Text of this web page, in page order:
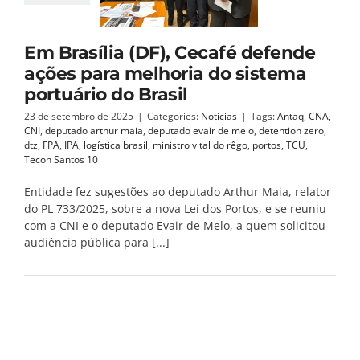
Em Brasília (DF), Cecafé defende
ações para melhoria do sistema
portuário do Brasil
23 de setembro de 2025 | Categories: Notícias | Tags:Antaq, CNA,
CNI, deputado arthur maia, deputado evair de melo, detention zero,
dtz, FPA, IPA, logística brasil, ministro vital do rêgo, portos, TCU,
Tecon Santos 10
Entidade fez sugestões ao deputado Arthur Maia, relator
do PL 733/2025, sobre a nova Lei dos Portos, e se reuniu
com a CNI e o deputado Evair de Melo, a quem solicitou
audiência pública para [...]